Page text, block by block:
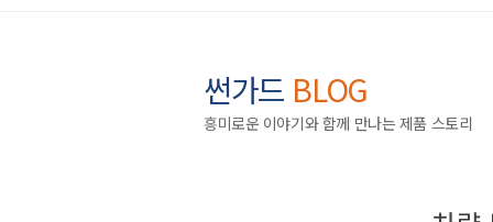
썬가드 BLOG
흥미로운 이야기와 함께 만나는 제품 스토리